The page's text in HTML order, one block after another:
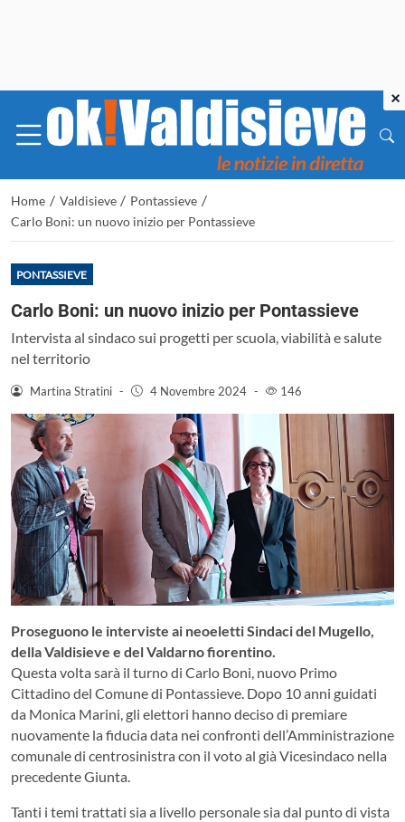
Home / Valdisieve / Pontassieve /
Carlo Boni: un nuovo inizio per Pontassieve
PONTASSIEVE
Carlo Boni: un nuovo inizio per Pontassieve
Intervista al sindaco sui progetti per scuola, viabilità e salute
nel territorio
Martina Stratini - 4 Novembre 2024 - 146
Proseguono le interviste ai neoeletti Sindaci del Mugello,
della Valdisieve e del Valdarno fiorentino.
Questa volta sarà il turno di Carlo Boni, nuovo Primo
Cittadino del Comune di Pontassieve. Dopo 10 anni guidati
da Monica Marini, gli elettori hanno deciso di premiare
nuovamente la fiducia data nei confronti dell’Amministrazione
comunale di centrosinistra con il voto al già Vicesindaco nella
precedente Giunta.
Tanti i temi trattati sia a livello personale sia dal punto di vista
×